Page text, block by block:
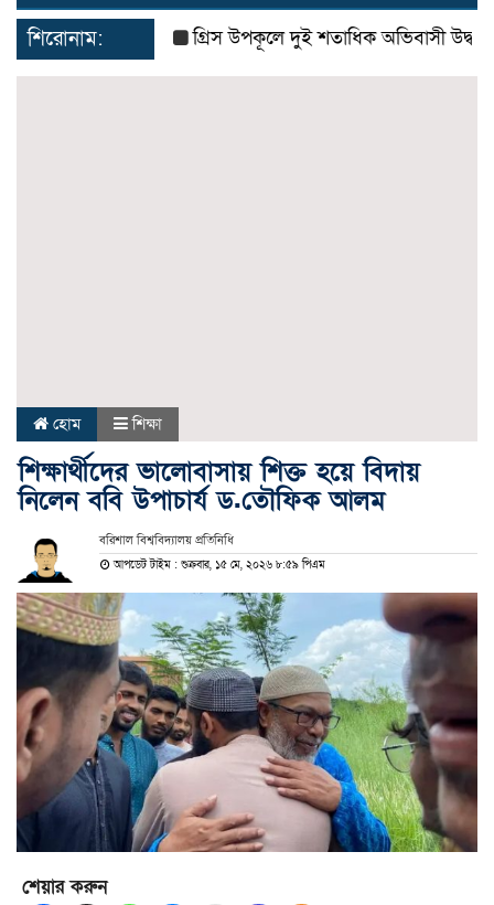
শিরোনাম: গ্রিস উপকূলে দুই শতাধিক অভিবাসী উদ্ধার,
হোম শিক্ষা
শিক্ষার্থীদের ভালোবাসায় শিক্ত হয়ে বিদায়
নিলেন ববি উপাচার্য ড.তৌফিক আলম
‎বরিশাল বিশ্ববিদ্যালয় প্রতিনিধি
আপডেট টাইম : শুক্রবার, ১৫ মে, ২০২৬ ৮:৫৯ পিএম
শেয়ার করুন